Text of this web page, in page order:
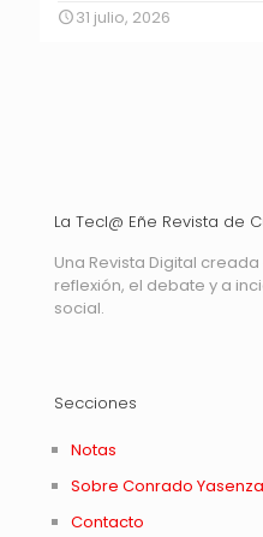
31 julio, 2026
La Tecl@ Eñe Revista de
Una Revista Digital
reflexión, el debate y a
social.
Secciones
Notas
Sobre Conrado Yasenza
Contacto